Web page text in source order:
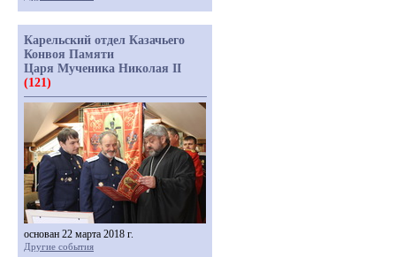
Карельский отдел Казачьего
Конвоя Памяти
Царя Мученика Николая II
(121)
основан 22 марта 2018 г.
Другие события